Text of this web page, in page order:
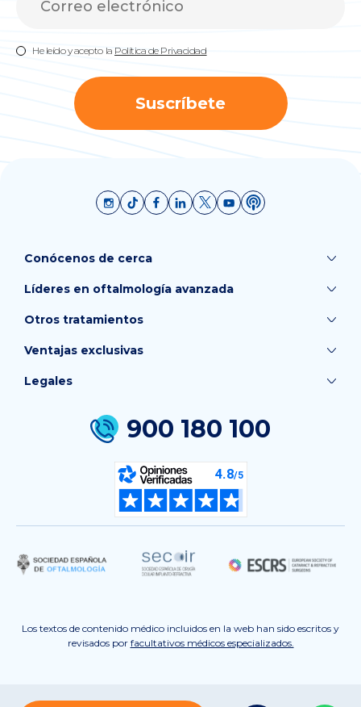
He leído y acepto la Política de Privacidad
Suscríbete
Conócenos de cerca
Líderes en oftalmología avanzada
Otros tratamientos
Ventajas exclusivas
900 180 100
Legales
Los textos de contenido médico incluidos en la web han sido escritos y
revisados por facultativos médicos especializados.